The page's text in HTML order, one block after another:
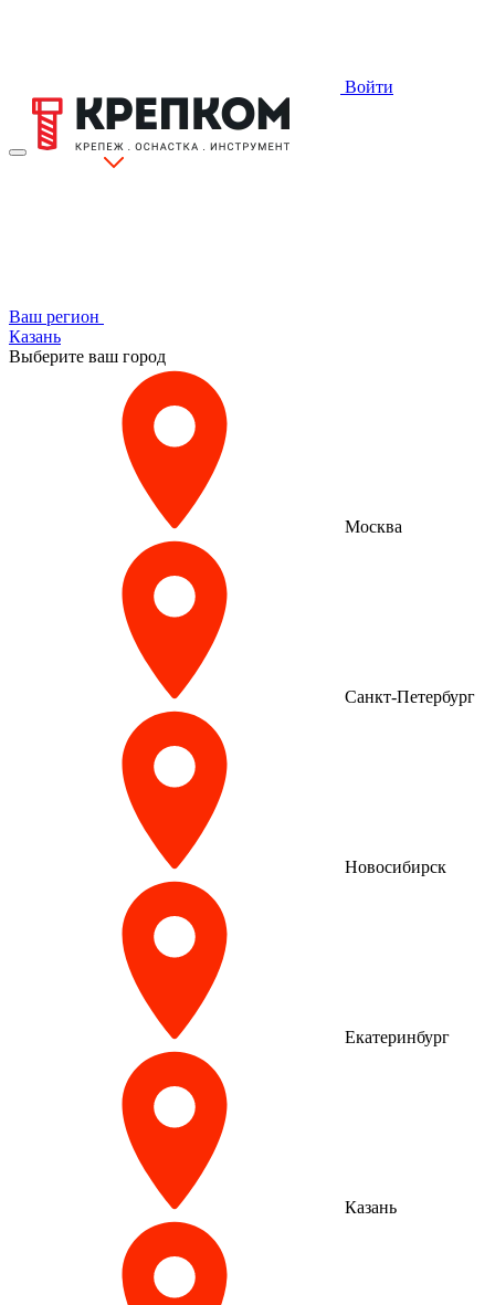
Войти
Ваш регион
Казань
Выберите ваш город
Москва
Санкт-Петербург
Новосибирск
Екатеринбург
Казань